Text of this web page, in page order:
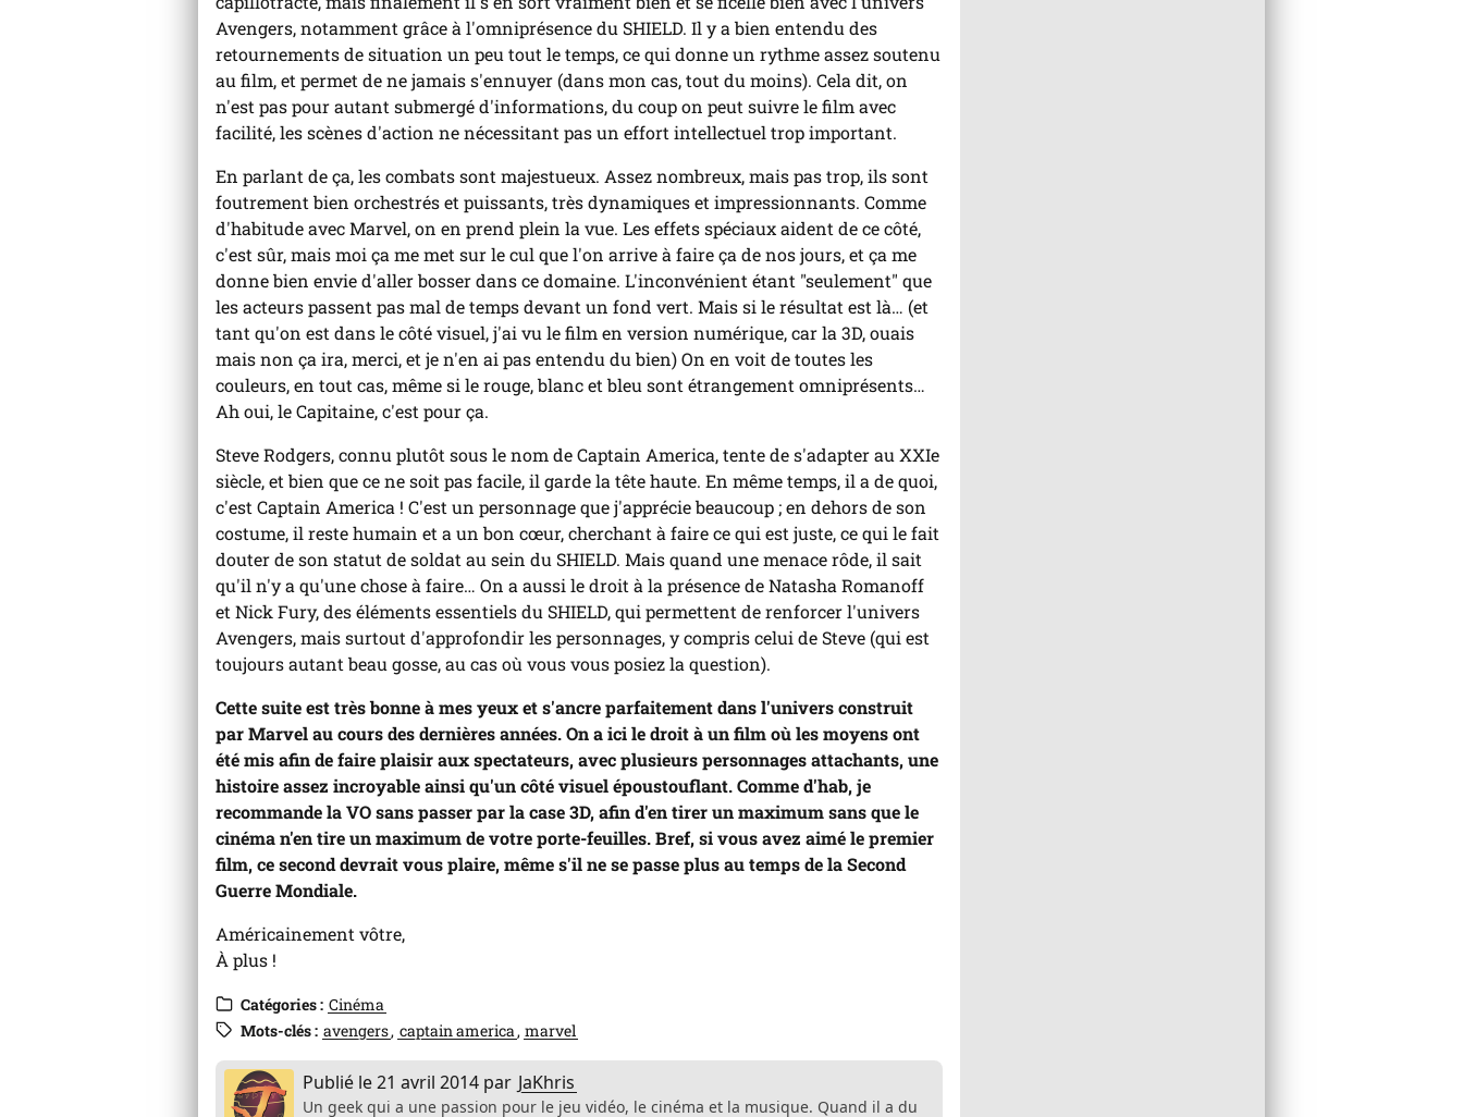
Avengers, notamment grâce à l'omniprésence du SHIELD. Il y a bien entendu des
retournements de situation un peu tout le temps, ce qui donne un rythme assez soutenu
au film, et permet de ne jamais s'ennuyer (dans mon cas, tout du moins). Cela dit, on
n'est pas pour autant submergé d'informations, du coup on peut suivre le film avec
facilité, les scènes d'action ne nécessitant pas un effort intellectuel trop important.
En parlant de ça, les combats sont majestueux. Assez nombreux, mais pas trop, ils sont
foutrement bien orchestrés et puissants, très dynamiques et impressionnants. Comme
d'habitude avec Marvel, on en prend plein la vue. Les effets spéciaux aident de ce côté,
c'est sûr, mais moi ça me met sur le cul que l'on arrive à faire ça de nos jours, et ça me
donne bien envie d'aller bosser dans ce domaine. L'inconvénient étant "seulement" que
les acteurs passent pas mal de temps devant un fond vert. Mais si le résultat est là… (et
tant qu'on est dans le côté visuel, j'ai vu le film en version numérique, car la 3D, ouais
mais non ça ira, merci, et je n'en ai pas entendu du bien) On en voit de toutes les
couleurs, en tout cas, même si le rouge, blanc et bleu sont étrangement omniprésents…
Ah oui, le Capitaine, c'est pour ça.
Steve Rodgers, connu plutôt sous le nom de Captain America, tente de s'adapter au XXIe
siècle, et bien que ce ne soit pas facile, il garde la tête haute. En même temps, il a de quoi,
c'est Captain America ! C'est un personnage que j'apprécie beaucoup ; en dehors de son
costume, il reste humain et a un bon cœur, cherchant à faire ce qui est juste, ce qui le fait
douter de son statut de soldat au sein du SHIELD. Mais quand une menace rôde, il sait
qu'il n'y a qu'une chose à faire… On a aussi le droit à la présence de Natasha Romanoff
et Nick Fury, des éléments essentiels du SHIELD, qui permettent de renforcer l'univers
Avengers, mais surtout d'approfondir les personnages, y compris celui de Steve (qui est
toujours autant beau gosse, au cas où vous vous posiez la question).
Cette suite est très bonne à mes yeux et s'ancre parfaitement dans l'univers construit
par Marvel au cours des dernières années. On a ici le droit à un film où les moyens ont
été mis afin de faire plaisir aux spectateurs, avec plusieurs personnages attachants, une
histoire assez incroyable ainsi qu'un côté visuel époustouflant. Comme d'hab, je
recommande la VO sans passer par la case 3D, afin d'en tirer un maximum sans que le
cinéma n'en tire un maximum de votre porte-feuilles. Bref, si vous avez aimé le premier
film, ce second devrait vous plaire, même s'il ne se passe plus au temps de la Second
Guerre Mondiale.
Américainement vôtre,
À plus !
Catégories : Cinéma
Mots-clés : avengers captain america marvel
Publié le21 avril 2014 par JaKhris
Un geek qui a une passion pour le jeu vidéo, le cinéma et la musique. Quand il a du